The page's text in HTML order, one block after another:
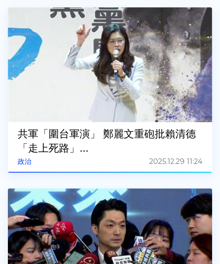
政治
共軍「圍台軍演」 鄭麗文重砲批賴清德
「走上死路」...
2025.12.29 11:24